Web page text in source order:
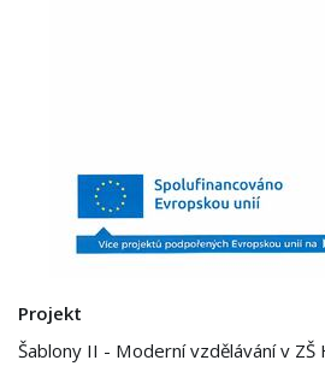
Projekt
Šablony II - Moderní vzdělávání v ZŠ